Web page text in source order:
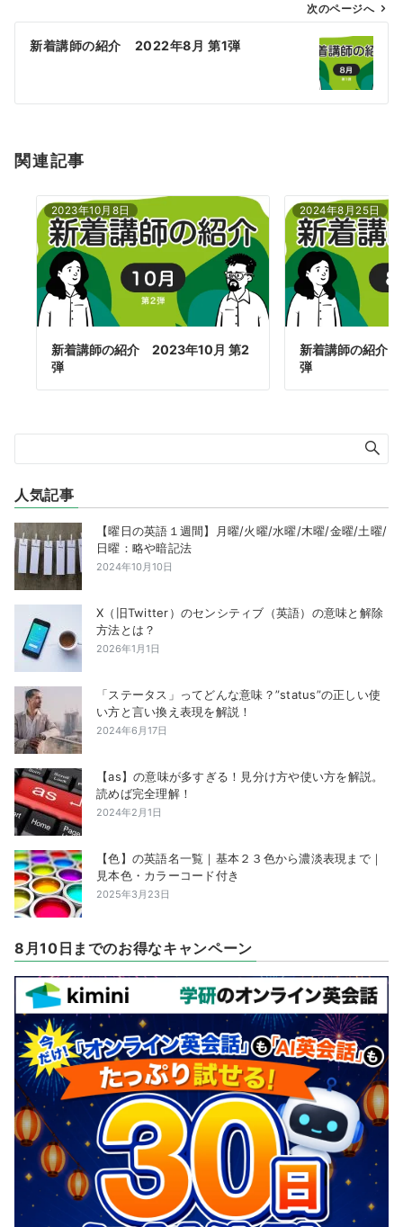
ン
次のページへ
新着講師の紹介 2022年8月 第1弾
関連記事
2023年10月8日
新着講師の紹介 2023年10月 第2
弾
2024年8月25日
新着講師の紹介
弾
人気記事
【曜日の英語１週間】月曜/火曜/水曜/木曜/金曜/土曜/
日曜：略や暗記法
2024年10月10日
X（旧Twitter）のセンシティブ（英語）の意味と解除
方法とは？
2026年1月1日
「ステータス」ってどんな意味？”status”の正しい使
い方と言い換え表現を解説！
2024年6月17日
【as】の意味が多すぎる！見分け方や使い方を解説。
読めば完全理解！
2024年2月1日
【色】の英語名一覧｜基本２３色から濃淡表現まで｜
見本色・カラーコード付き
2025年3月23日
8月10日までのお得なキャンペーン